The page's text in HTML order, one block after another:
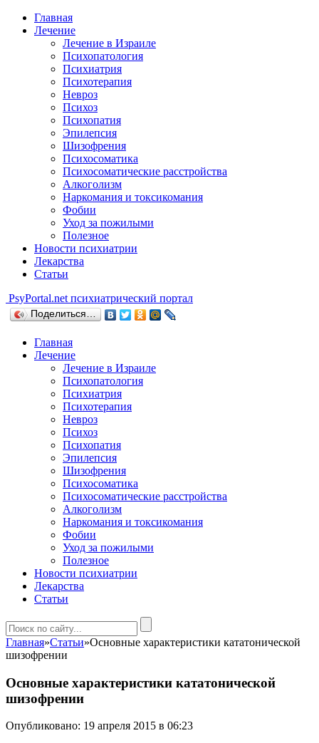
Главная
Лечение
Лечение в Израиле
Психопатология
Психиатрия
Психотерапия
Невроз
Психоз
Психопатия
Эпилепсия
Шизофрения
Психосоматика
Психосоматические расстройства
Алкоголизм
Наркомания и токсикомания
Фобии
Уход за пожилыми
Полезное
Новости психиатрии
Лекарства
Статьи
PsyPortal.net психиатрический портал
Поделиться…
Главная
Лечение
Лечение в Израиле
Психопатология
Психиатрия
Психотерапия
Невроз
Психоз
Психопатия
Эпилепсия
Шизофрения
Психосоматика
Психосоматические расстройства
Алкоголизм
Наркомания и токсикомания
Фобии
Уход за пожилыми
Полезное
Новости психиатрии
Лекарства
Статьи
Главная»Статьи»Основные характеристики кататонической
шизофрении
Основные характеристики кататонической
шизофрении
Опубликовано: 19 апреля 2015 в 06:23